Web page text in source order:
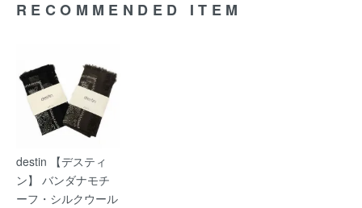
RECOMMENDED ITEM
destin 【デスティ
ン】 バンダナモチ
ーフ・シルクウール